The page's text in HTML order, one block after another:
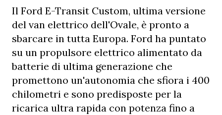
Il Ford E-Transit Custom, ultima versione
del van elettrico dell'Ovale, è pronto a
sbarcare in tutta Europa. Ford ha puntato
su un propulsore elettrico alimentato da
batterie di ultima generazione che
promettono un'autonomia che sfiora i 400
chilometri e sono predisposte per la
ricarica ultra rapida con potenza fino a